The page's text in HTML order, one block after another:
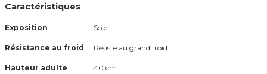
Caractéristiques
Exposition Soleil
Résistance au froid Résiste au grand froid
Hauteur adulte 40 cm